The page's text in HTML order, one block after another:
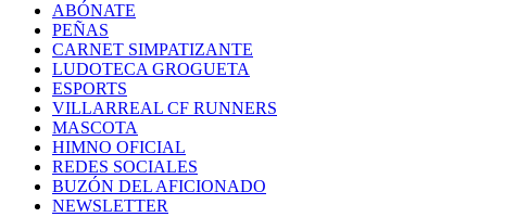
ABÓNATE
PEÑAS
CARNET SIMPATIZANTE
LUDOTECA GROGUETA
ESPORTS
VILLARREAL CF RUNNERS
MASCOTA
HIMNO OFICIAL
REDES SOCIALES
BUZÓN DEL AFICIONADO
NEWSLETTER